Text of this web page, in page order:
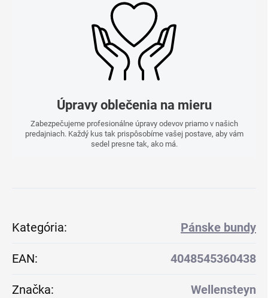
Úpravy oblečenia na mieru
Zabezpečujeme profesionálne úpravy odevov priamo v našich
predajniach. Každý kus tak prispôsobíme vašej postave, aby vám
sedel presne tak, ako má.
Kategória: Pánske bundy
EAN: 4048545360438
Značka: Wellensteyn